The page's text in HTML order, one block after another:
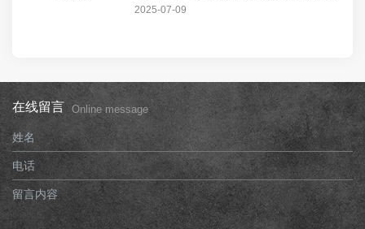
示、超大尺寸、节能环保等特点，到在城
2025-07-09
在线留言 Online message
姓名
电话
留言内容